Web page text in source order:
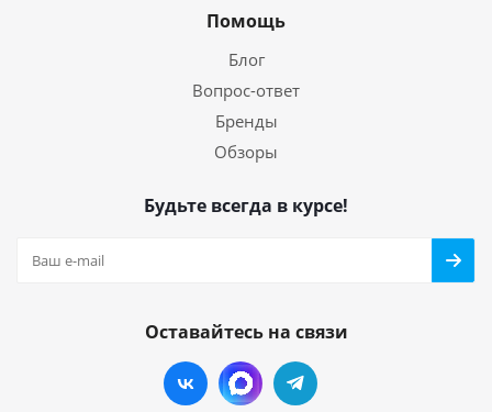
Помощь
Блог
Вопрос-ответ
Бренды
Обзоры
Будьте всегда в курсе!
Оставайтесь на связи